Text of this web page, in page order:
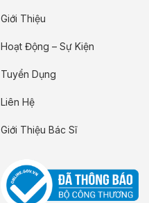
Giới Thiệu
Hoạt Động – Sự Kiện
Tuyển Dụng
Liên Hệ
Giới Thiệu Bác Sĩ